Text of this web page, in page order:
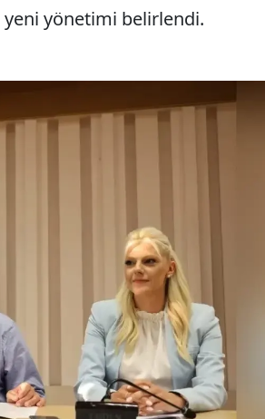
yeni yönetimi belirlendi.